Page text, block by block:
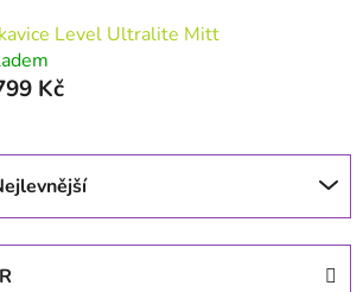
Level Ultralite Mitt
Kč